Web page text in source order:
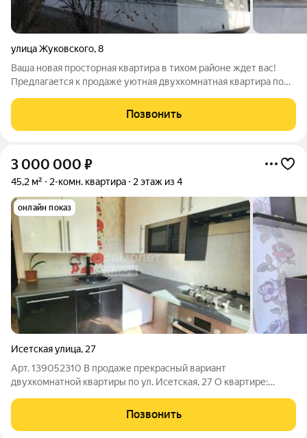
улица Жуковского,8
Ваша новая просторная квартира в тихом районе ждет вас!
Предлагается к продаже уютная двухкомнатная квартира по
дом, построенный в 1956 году, прошел полную модернизацию
в 2019 году. Были
Позвонить
3 000 000 ₽
45,2 м² 2-комн. квартира 2 этаж из 4
онлайн показ
Исетская улица, 27
Арт. 139052310 В продаже прекрасный вариант
двухкомнатной квартиры по ул. Исетская, 27 О квартире:
четырехэтажном доме. Площадь кухни - 6.4 кв.м., комнаты -
правильной формы 19.3 кв.м. и 10.8 кв.м.
Позвонить